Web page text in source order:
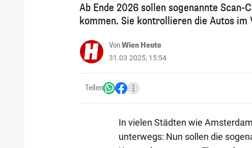
Ab Ende 2026 sollen sogenannte
kommen. Sie kontrollieren die Autos im
VonWien Heute
31.03.2025, 15:54
Teilen
In vielen Städten wie
unterwegs: Nun sollen die